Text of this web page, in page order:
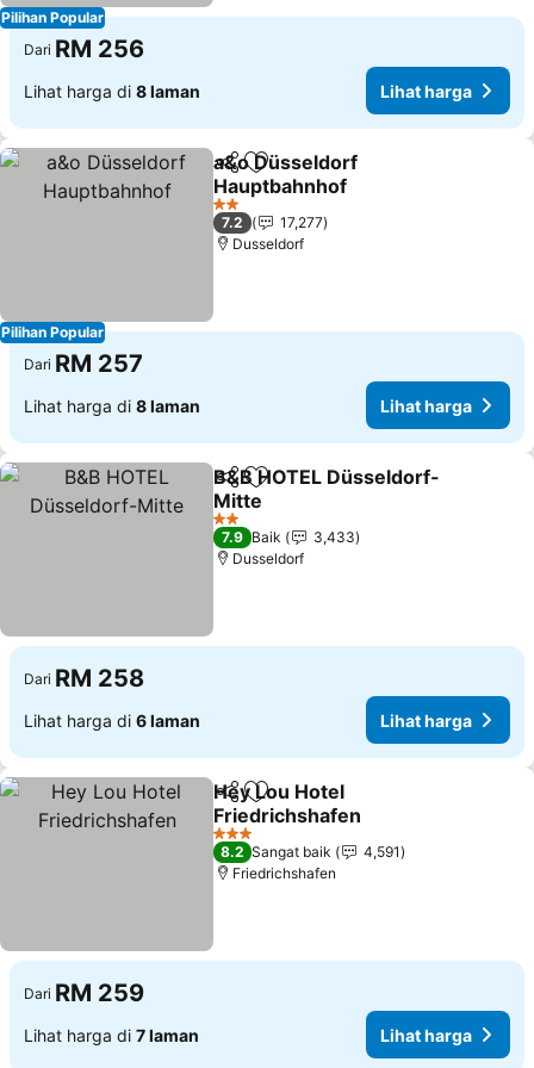
Pilihan Popular
Dari RM 256
Lihat harga di 8 laman Lihat harga
Pilihan Popular
KongsiTambah ke favorit
a&o Düsseldorf
Hauptbahnhof
Lihat harga
2 Bintang
7.2
17,277
Dusseldorf
Dari RM 257
Lihat harga di 8 laman Lihat harga
KongsiTambah ke favorit
B&B HOTEL Düsseldorf-
Mitte
Lihat harga
2 Bintang
7.9 Baik
3,433
Dusseldorf
Dari RM 258
Lihat harga di 6 laman Lihat harga
KongsiTambah ke favorit
Hey Lou Hotel
Friedrichshafen
Lihat harga
3 Bintang
8.2 Sangat baik
4,591
Friedrichshafen
Dari RM 259
Lihat harga di 7 laman Lihat harga